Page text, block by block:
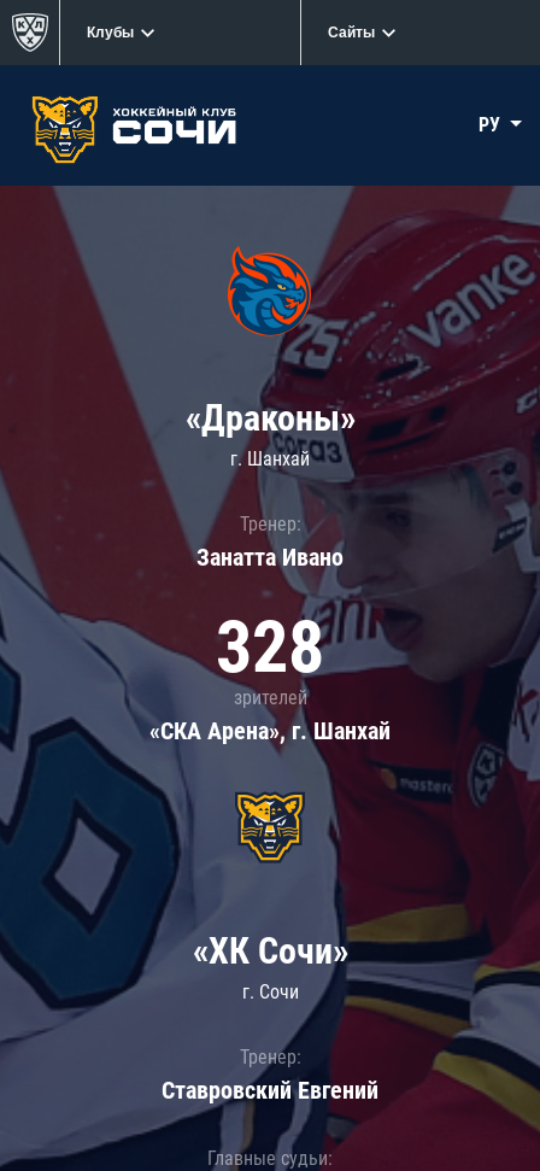
Клубы Сайты
РУ
«Драконы»
г. Шанхай
Тренер:
Занатта Иванo
328
зрителей
«СКА Арена», г. Шанхай
«ХК Сочи»
г. Сочи
Тренер:
Ставровский Евгений
Главные судьи: